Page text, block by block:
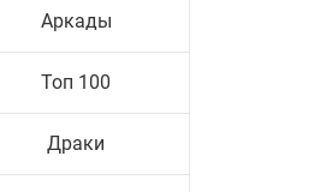
Аркады
Топ 100
Драки